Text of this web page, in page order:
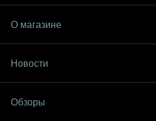
О магазине
Новости
Обзоры